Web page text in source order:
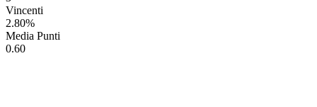
Vincenti
2.80%
Media Punti
0.60